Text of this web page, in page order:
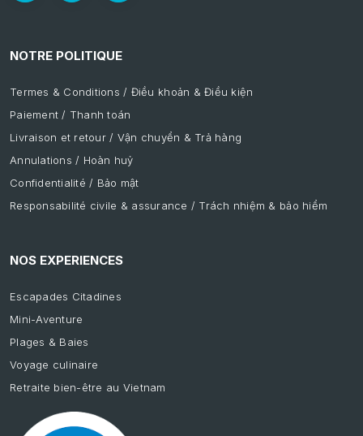
NOTRE POLITIQUE
Termes & Conditions / Điều khoản & Điều kiện
Paiement / Thanh toán
Livraison et retour / Vận chuyển & Trả hàng
Annulations / Hoàn huỷ
Confidentialité / Bảo mật
Responsabilité civile & assurance / Trách nhiệm & bảo hiểm
NOS EXPERIENCES
Escapades Citadines
Mini-Aventure
Plages & Baies
Voyage culinaire
Retraite bien-être au Vietnam